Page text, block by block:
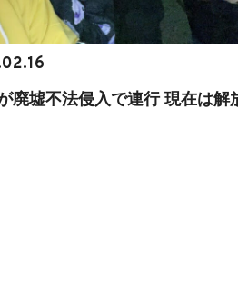
廃墟不法侵入で連行 現在は解